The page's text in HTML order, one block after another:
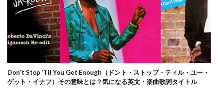
Don’t Stop ‘Til You Get Enough（ドント・ストップ・ティル・ユー・
ゲット・イナフ）その意味とは？気になる英文・楽曲歌詞タイトル